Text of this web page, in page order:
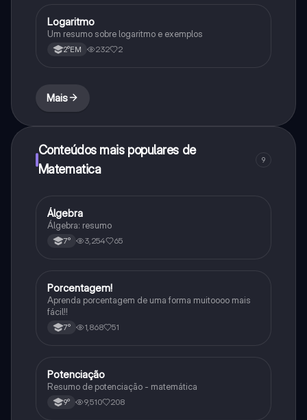
Matematica
Logaritmo
Um resumo sobre logaritmo e exemplos
2°EM 232 2
Mais
Conteúdos mais populares de
Matematica
9
Matematica
Álgebra
Álgebra: resumo
7° 3,254 65
Matematica
Porcentagem!
Aprenda porcentagem de uma forma muitoooo mais
fácil!!
7° 1,868 51
Matematica
Potenciação
Resumo de potenciação - matemática
9° 9,510 208